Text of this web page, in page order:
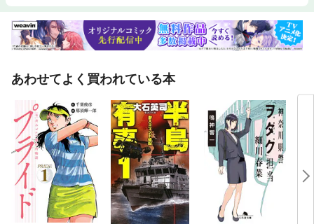
あわせてよく買われている本